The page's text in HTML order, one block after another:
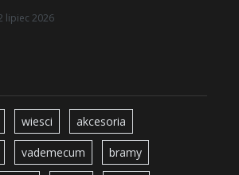
lipiec 2026
wiesci akcesoria
vademecum bramy